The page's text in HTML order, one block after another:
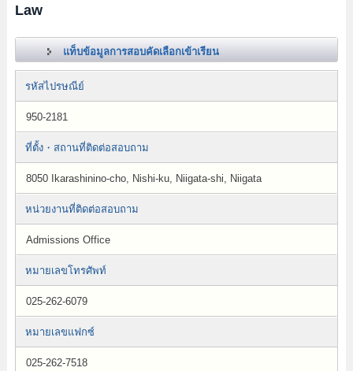
Law
แท็บข้อมูลการสอบคัดเลือกเข้าเรียน
รหัสไปรษณีย์
950-2181
ที่ตั้ง・สถานที่ติดต่อสอบถาม
8050 Ikarashinino-cho, Nishi-ku, Niigata-shi, Niigata
หน่วยงานที่ติดต่อสอบถาม
Admissions Office
หมายเลขโทรศัพท์
025-262-6079
หมายเลขแฟกซ์
025-262-7518